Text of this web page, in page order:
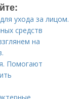
ухода за лицом.
средств
на
Помогают